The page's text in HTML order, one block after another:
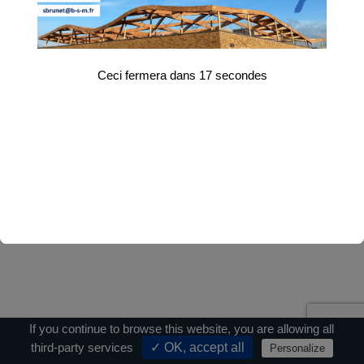
Ceci fermera dans 17secondes
If you continue to browse this website, you are allowing all
third-party services
✓ OK, accept all Personalize